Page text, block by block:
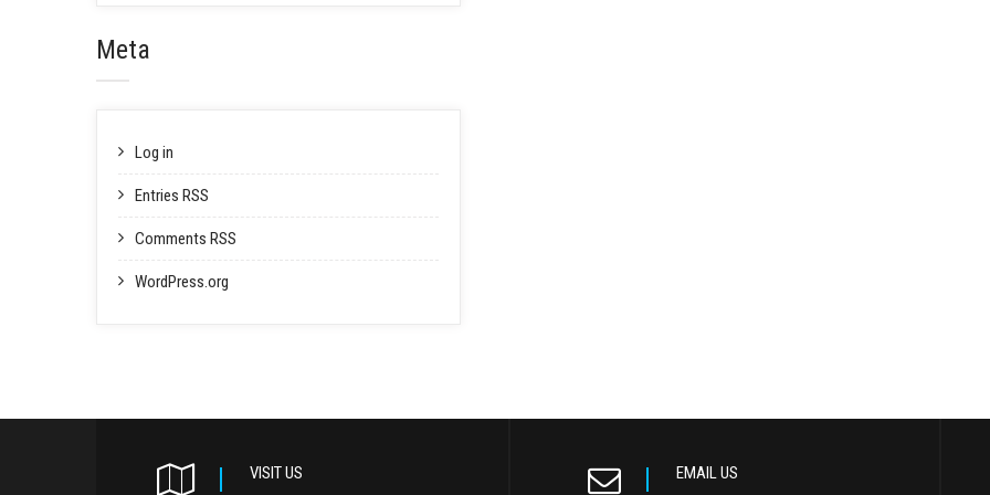
Meta
Log in
Entries RSS
Comments RSS
WordPress.org
VISIT US EMAIL US